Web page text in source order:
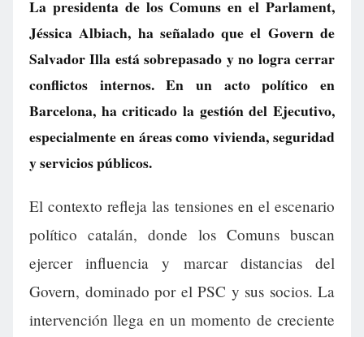
La presidenta de los Comuns en el Parlament,
Jéssica Albiach, ha señalado que el Govern de
Salvador Illa está sobrepasado y no logra cerrar
conflictos internos. En un acto político en
Barcelona, ha criticado la gestión del Ejecutivo,
especialmente en áreas como vivienda, seguridad
y servicios públicos.
El contexto refleja las tensiones en el escenario
político catalán, donde los Comuns buscan
ejercer influencia y marcar distancias del
Govern, dominado por el PSC y sus socios. La
intervención llega en un momento de creciente